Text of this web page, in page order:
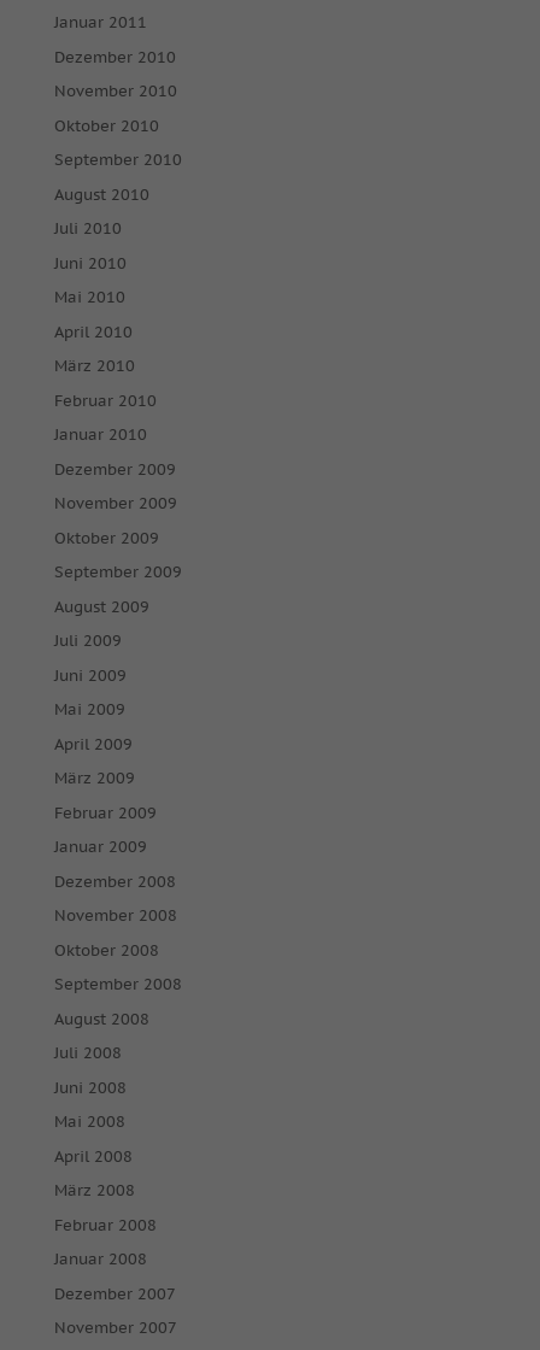
Januar 2011
Dezember 2010
November 2010
Oktober 2010
September 2010
August 2010
Juli 2010
Juni 2010
Mai 2010
April 2010
März 2010
Februar 2010
Januar 2010
Dezember 2009
November 2009
Oktober 2009
September 2009
August 2009
Juli 2009
Juni 2009
Mai 2009
April 2009
März 2009
Februar 2009
Januar 2009
Dezember 2008
November 2008
Oktober 2008
September 2008
August 2008
Juli 2008
Juni 2008
Mai 2008
April 2008
März 2008
Februar 2008
Januar 2008
Dezember 2007
November 2007